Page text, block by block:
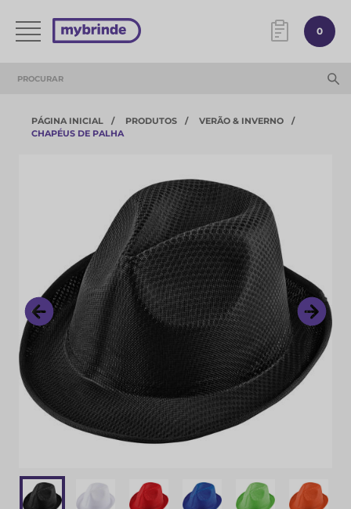
0
PÁGINA INICIAL PRODUTOS
VERÃO & INVERNO
CHAPÉUS DE PALHA